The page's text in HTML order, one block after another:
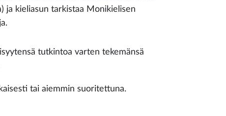
ja kieliasun tarkistaa Monikielisen
tutkintoa varten tekemänsä
tai aiemmin suoritettuna.